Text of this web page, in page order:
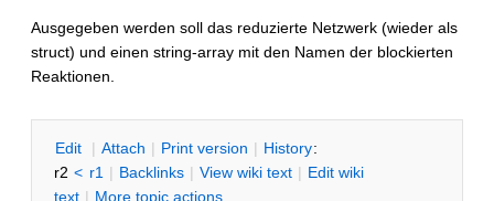
Ausgegeben werden soll das reduzierte Netzwerk (wieder als
struct) und einen string-array mit den Namen der blockierten
Reaktionen.
Edit | Attach | Print version | History:
r2 < r1 | Backlinks | View wiki text | Edit wiki
text | More topic actions